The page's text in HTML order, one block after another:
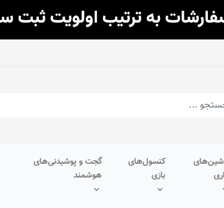
کنسول‌های
بازی
گجت و پوشیدنی‌های
هوشمند